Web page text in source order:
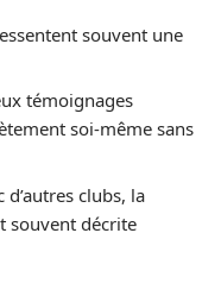
souvent une
témoignages
soi-même sans
clubs, la
souvent décrite